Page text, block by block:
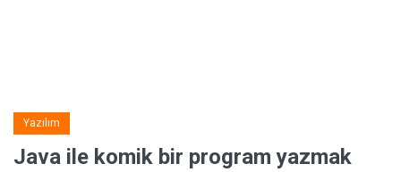
Yazılım
Java ile komik bir program yazmak